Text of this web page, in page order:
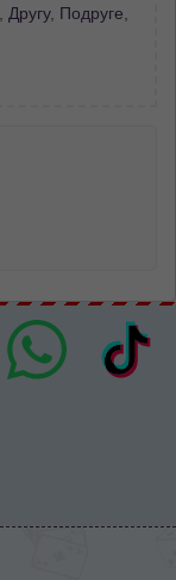
Другу, Подруге